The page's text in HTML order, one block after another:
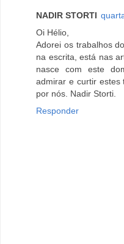
NADIR STORTI
Oi Hélio,
Adorei os trabalhos
na escrita, está nas
nasce com este
admirar e curtir estes
por nós. Nadir Storti.
Responder